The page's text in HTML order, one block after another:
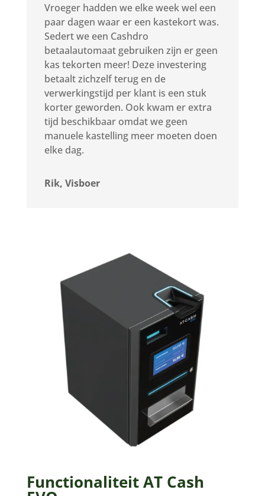
Vroeger hadden we elke week wel een
paar dagen waar er een kastekort was.
Sedert we een Cashdro
betaalautomaat gebruiken zijn er geen
kas tekorten meer! Deze investering
betaalt zichzelf terug en de
verwerkingstijd per klant is een stuk
korter geworden. Ook kwam er extra
tijd beschikbaar omdat we geen
manuele kastelling meer moeten doen
elke dag.
Rik, Visboer
Functionaliteit AT Cash